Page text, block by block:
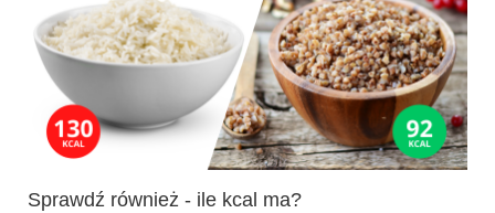
Sprawdź również - ile kcal ma?